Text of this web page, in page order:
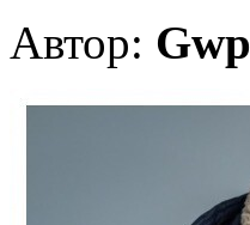
Автор: Gwp